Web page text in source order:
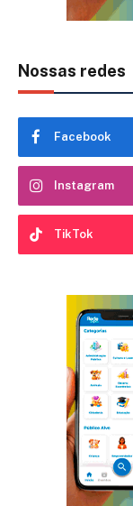
Nossas redes
Facebook
Instagram
TikTok